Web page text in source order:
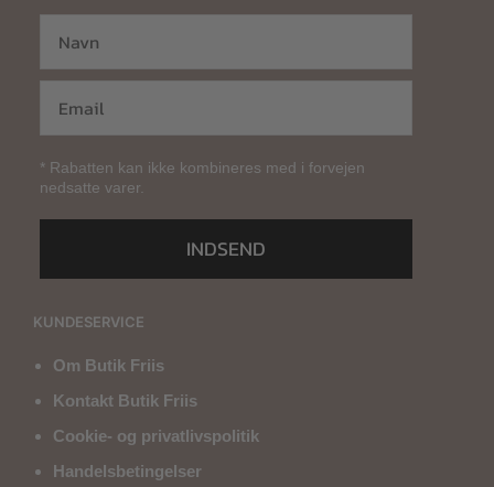
* Rabatten kan ikke kombineres med i forvejen
nedsatte varer.
INDSEND
KUNDESERVICE
Om Butik Friis
Kontakt Butik Friis
Cookie- og privatlivspolitik
Handelsbetingelser